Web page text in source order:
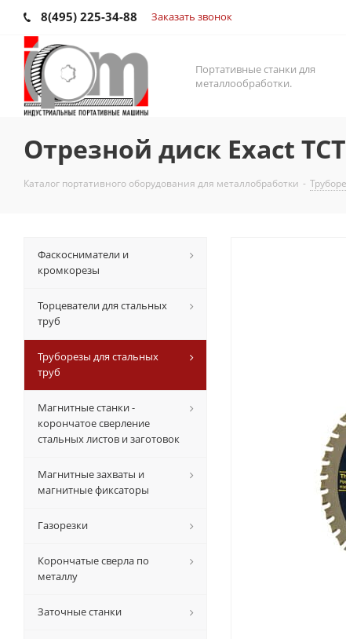
8(495) 225-34-88 Заказать звонок
Портативные станки для
металлообработки.
Отрезной диск Exact
Каталог портативного оборудования для металлобработки -
Фаскосниматели и
кромкорезы
Торцеватели для стальных
труб
Труборезы для стальных
труб
Магнитные станки -
корончатое сверление
стальных листов и заготовок
Магнитные захваты и
магнитные фиксаторы
Газорезки
Корончатые сверла по
металлу
Заточные станки